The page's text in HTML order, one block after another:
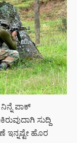
ಪಾಕ್
ಸುದ್ದಿ
ಇನ್ನಷ್ಟೇ ಹೊರ